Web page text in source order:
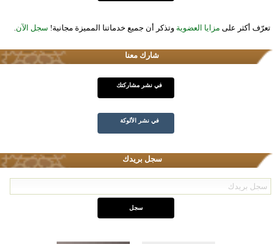
تعرّف أكثر على مزايا العضوية وتذكر أن جميع خدماتنا المميزة مجانية! سجل الآن
شارك معنا
في نشر مشاركتك
في نشر الألوكة
سجل بريدك